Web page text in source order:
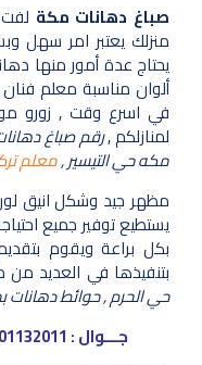
صباغ دهانات مكة
منزلك يعتبر امر سهل
يحتاج عدة أمور منها
ألوان مناسبة معلم فنان
في اسرع وقت , زورو
لمنازلكم ,رقم صباغ
مكه حي التيسير ,معلم
مظهر جيد وشكل انيق
يستطيع توفير جميع
بكل براعة ويقوم
بتنفيذها في العديد
حي الحرم , حوائط
جـــوال :